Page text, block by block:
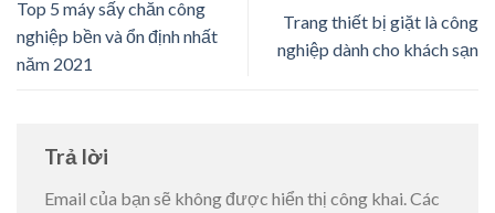
Top 5 máy sấy chăn công
nghiệp bền và ổn định nhất
năm 2021
Trang thiết bị giặt là công
nghiệp dành cho khách sạn
Trả lời
Email của bạn sẽ không được hiển thị công khai. Các